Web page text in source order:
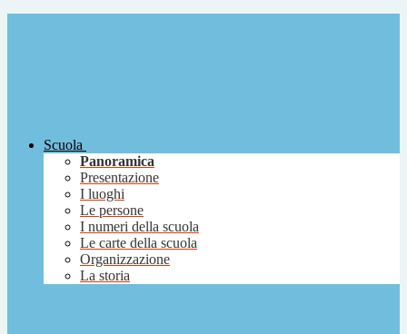
Scuola
Panoramica
Presentazione
I luoghi
Le persone
I numeri della scuola
Le carte della scuola
Organizzazione
La storia